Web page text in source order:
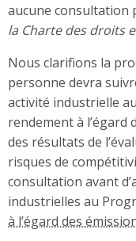
aucune consultation
la Charte des droits
Nous clarifions la
personne devra
activité industrielle
rendement à l’égard
des résultats de
risques de
consultation avant
industrielles au